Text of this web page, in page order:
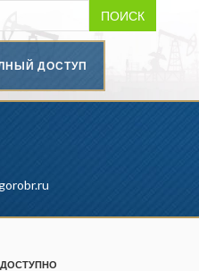
ПОИСК
ДОСТУП
ДОСТУПНО
промышленности